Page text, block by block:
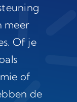
meer
Of je
of
de